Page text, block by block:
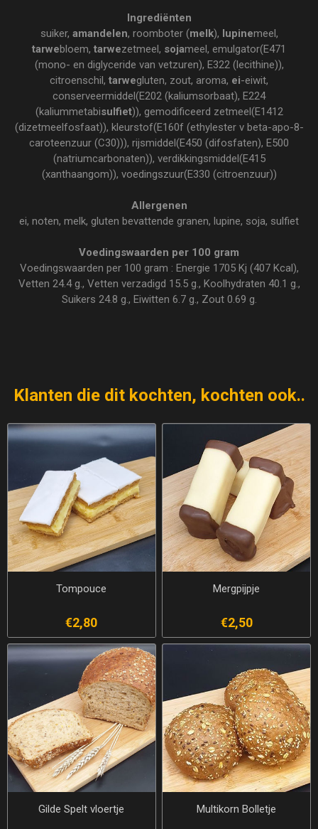
Ingrediënten
suiker, amandelen, roomboter (melk), lupinemeel,
tarwebloem, tarwezetmeel, sojameel, emulgator(E471
(mono- en diglyceride van vetzuren), E322 (lecithine)),
citroenschil, tarwegluten, zout, aroma, ei-eiwit,
conserveermiddel(E202 (kaliumsorbaat), E224
(kaliummetabisulfiet)), gemodificeerd zetmeel(E1412
(dizetmeelfosfaat)), kleurstof(E160f (ethylester v beta-apo-8-
caroteenzuur (C30))), rijsmiddel(E450 (difosfaten), E500
(natriumcarbonaten)), verdikkingsmiddel(E415
(xanthaangom)), voedingszuur(E330 (citroenzuur))
Allergenen
ei, noten, melk, gluten bevattende granen, lupine, soja, sulfiet
Voedingswaarden per 100 gram
Voedingswaarden per 100 gram : Energie 1705 Kj (407 Kcal),
Vetten 24.4 g., Vetten verzadigd 15.5 g., Koolhydraten 40.1 g.,
Suikers 24.8 g., Eiwitten 6.7 g., Zout 0.69 g.
Klanten die dit kochten, kochten ook..
Tompouce
€2,80
Mergpijpje
€2,50
Gilde Spelt vloertje Multikorn Bolletje